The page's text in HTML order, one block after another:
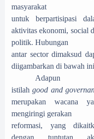
masyarakat
untuk berpartisipasi
aktivitas ekonomi, social
politik. Hubungan
antar sector dimaksud
diigambarkan di bawah
Adapun
istilahgood and
merupakan wacana
mengiringi gerakan
reformasi, yang
dengan tuntutan